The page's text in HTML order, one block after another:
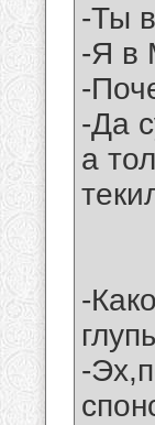
-Ты
-Я в
-
-Да
а
-
-